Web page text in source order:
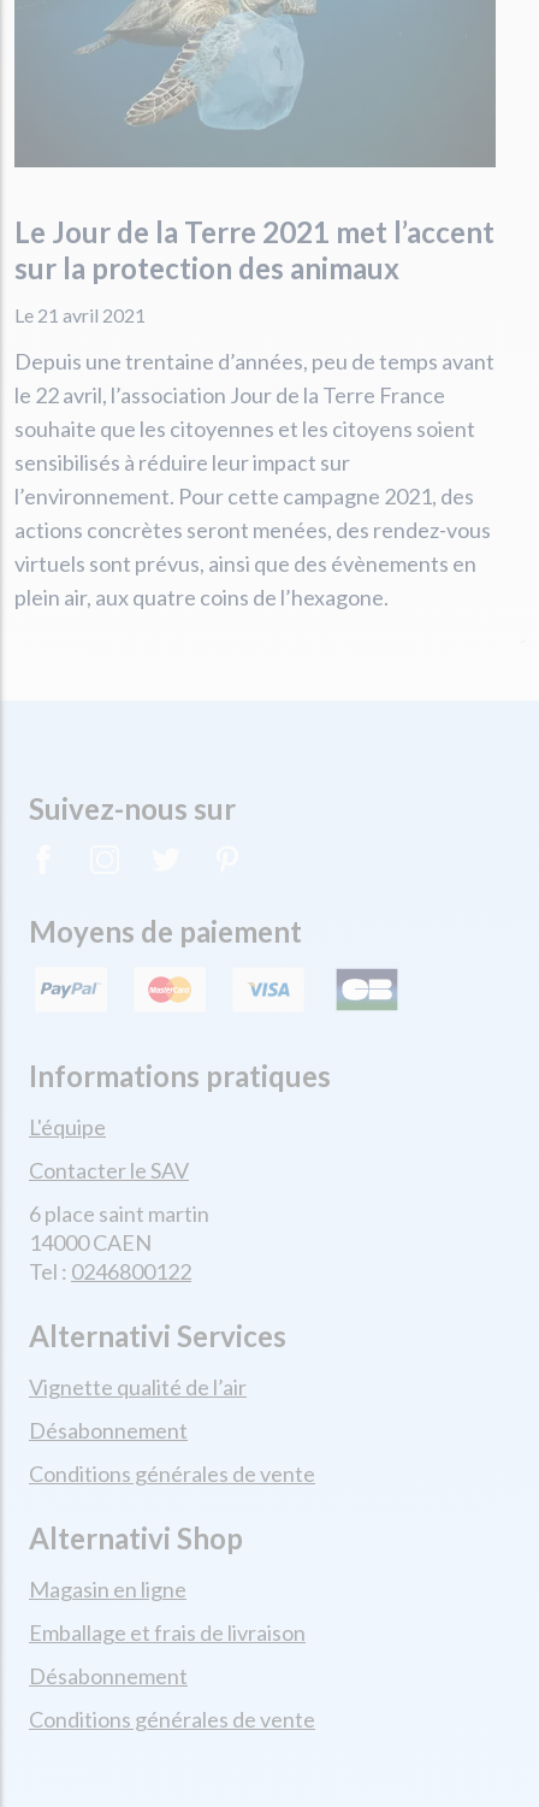
Le Jour de la Terre 2021 met l’accent
sur la protection des animaux
Le 21 avril 2021
Depuis une trentaine d’années, peu de temps avant
le 22 avril, l’association Jour de la Terre France
souhaite que les citoyennes et les citoyens soient
sensibilisés à réduire leur impact sur
l’environnement. Pour cette campagne 2021, des
actions concrètes seront menées, des rendez-vous
virtuels sont prévus, ainsi que des évènements en
plein air, aux quatre coins de l’hexagone.
Suivez-nous sur
Moyens de paiement
Informations pratiques
L'équipe
Contacter le SAV
6 place saint martin
14000 CAEN
Tel : 0246800122
Alternativi Services
Vignette qualité de l’air
Désabonnement
Conditions générales de vente
Alternativi Shop
Magasin en ligne
Emballage et frais de livraison
Désabonnement
Conditions générales de vente